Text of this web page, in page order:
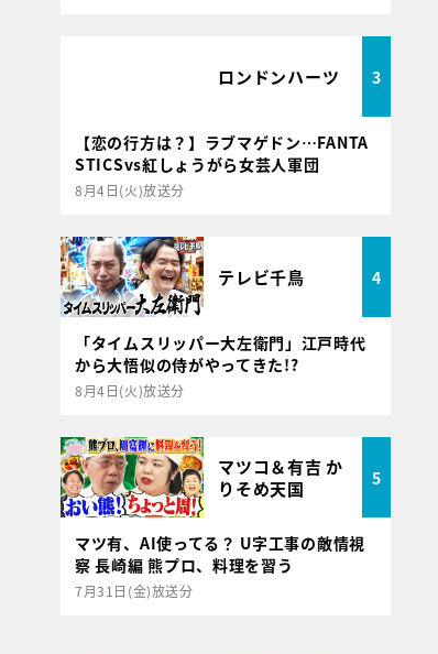
ロンドンハーツ 3
【恋の行方は？】ラブマゲドン…FANTA
STICSvs紅しょうがら女芸人軍団
8月4日(火)放送分
テレビ千鳥 4
「タイムスリッパー大左衛門」江戸時代
から大悟似の侍がやってきた!?
8月4日(火)放送分
マツコ＆有吉 か
りそめ天国
5
マツ有、AI使ってる？ U字工事の敵情視
察 長崎編 熊プロ、料理を習う
7月31日(金)放送分